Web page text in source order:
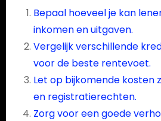
Bepaal hoeveel je kan
inkomen en uitgaven.
Vergelijk verschillende
voor de beste rentevoet.
Let op bijkomende kosten
en registratierechten.
Zorg voor een goede